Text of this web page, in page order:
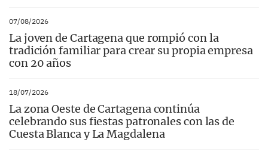
07/08/2026
La joven de Cartagena que rompió con la
tradición familiar para crear su propia empresa
con 20 años
18/07/2026
La zona Oeste de Cartagena continúa
celebrando sus fiestas patronales con las de
Cuesta Blanca y La Magdalena